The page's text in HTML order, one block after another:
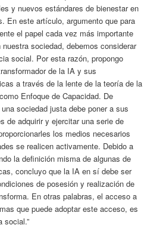
y nuevos estándares de bienestar en
En este artículo, argumento que para
el papel cada vez más importante
sociedad, debemos considerar
social. Por esta razón, propongo
de la IA y sus
a través de la lente de la teoría de la
Enfoque de Capacidad. De
sociedad justa debe poner a sus
de adquirir y ejercitar una serie de
los medios necesarios
se realicen activamente. Debido a
la definición misma de algunas de
concluyo que la IA en sí debe ser
de posesión y realización de
En otras palabras, el acceso a
que puede adoptar este acceso, es
social.”